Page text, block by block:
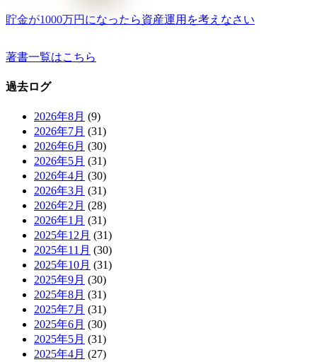
貯金が1000万円になったら資産運用を考えなさい
著書一覧はこちら
過去ログ
2026年8月 (9)
2026年7月 (31)
2026年6月 (30)
2026年5月 (31)
2026年4月 (30)
2026年3月 (31)
2026年2月 (28)
2026年1月 (31)
2025年12月 (31)
2025年11月 (30)
2025年10月 (31)
2025年9月 (30)
2025年8月 (31)
2025年7月 (31)
2025年6月 (30)
2025年5月 (31)
2025年4月 (27)